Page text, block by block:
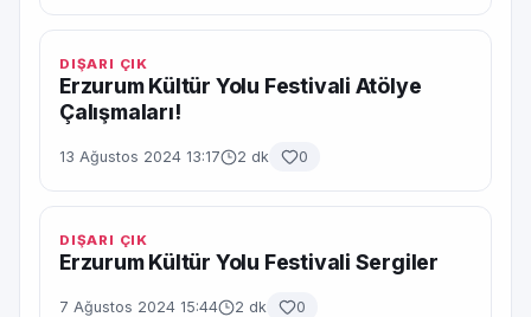
DIŞARI ÇIK
Erzurum Kültür Yolu Festivali Atölye
Çalışmaları!
13 Ağustos 2024 13:17 2 dk 0
DIŞARI ÇIK
Erzurum Kültür Yolu Festivali Sergiler
7 Ağustos 2024 15:44 2 dk 0